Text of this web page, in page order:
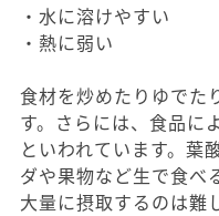
・水に溶けやすい
・熱に弱い
食材を炒めたりゆでた
す。さらには、食品に
といわれています。葉
ダや果物など生で食べ
大量に摂取するのは難